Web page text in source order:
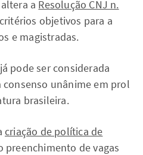
a Resolução CNJ n.
objetivos para a
e magistradas.
pode ser considerada
unânime em prol
brasileira.
criação de política de
preenchimento de vagas